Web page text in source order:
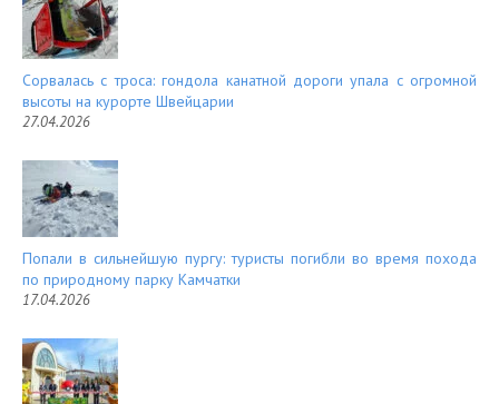
Сорвалась с троса: гондола канатной дороги упала с огромной
высоты на курорте Швейцарии
27.04.2026
Попали в сильнейшую пургу: туристы погибли во время похода
по природному парку Камчатки
17.04.2026